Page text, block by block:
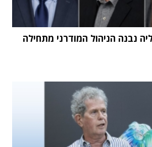
נבנה הניהול המודרני מתחילה